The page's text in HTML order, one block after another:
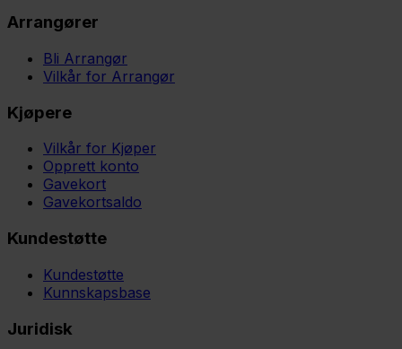
Arrangører
Bli Arrangør
Vilkår for Arrangør
Kjøpere
Vilkår for Kjøper
Opprett konto
Gavekort
Gavekortsaldo
Kundestøtte
Kundestøtte
Kunnskapsbase
Juridisk